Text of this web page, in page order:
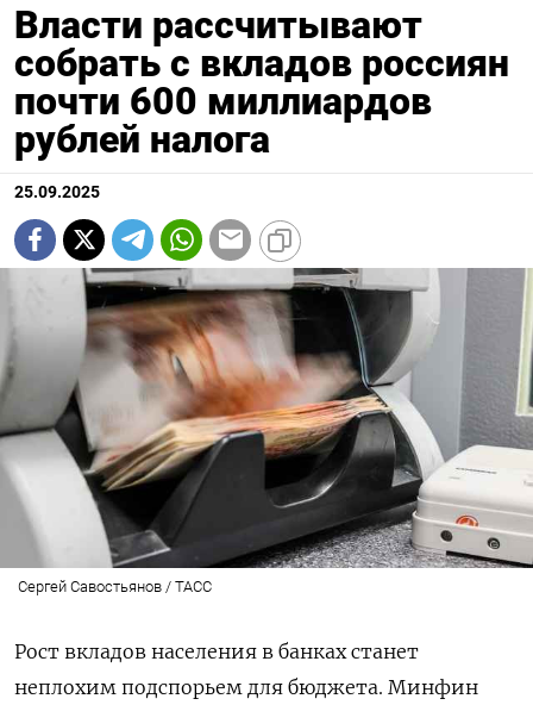
Власти рассчитывают
собрать с вкладов россиян
почти 600 миллиардов
рублей налога
25.09.2025
Сергей Савостьянов / ТАСС
Рост вкладов населения в банках станет
неплохим подспорьем для бюджета. Минфин